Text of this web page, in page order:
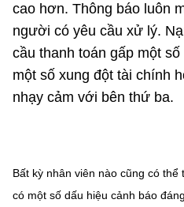
cao hơn. Thông báo luôn
người có yêu cầu xử lý.
cầu thanh toán gấp một
một số xung đột tài chính
nhạy cảm với bên thứ ba.
Bất kỳ nhân viên nào cũng có thể
có một số dấu hiệu cảnh báo